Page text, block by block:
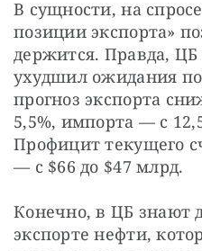
В сущности, на
позиции экспорта»
держится. Правда,
ухудшил ожидания
прогноз экспорта
5,5%, импорта — с
Профицит текущего
— с $66 до $47 млрд.
Конечно, в ЦБ знают
экспорте нефти,